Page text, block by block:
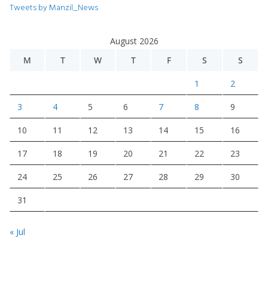
Tweets by Manzil_News
August 2026
M
T W T F S S
1 2
3 4 5 6 7 8 9
10 11 12 13 14 15 16
17 18 19 20 21 22 23
24 25 26 27 28 29 30
31
« Jul